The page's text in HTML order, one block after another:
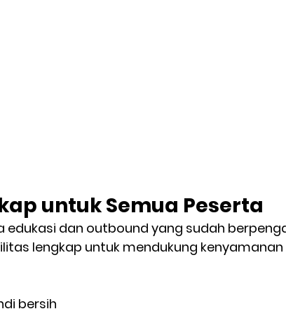
untuk Semua Peserta
dan outbound yang sudah
lengkap untuk mendukung
bersih